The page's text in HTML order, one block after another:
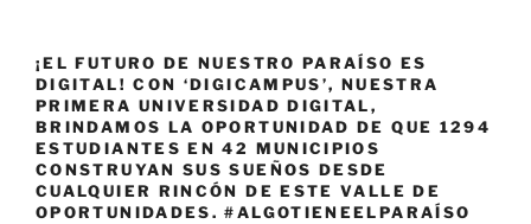
¡EL FUTURO DE NUESTRO PARAÍSO ES
DIGITAL! CON ‘DIGICAMPUS’, NUESTRA
PRIMERA UNIVERSIDAD DIGITAL,
BRINDAMOS LA OPORTUNIDAD DE QUE 1294
ESTUDIANTES EN 42 MUNICIPIOS
CONSTRUYAN SUS SUEÑOS DESDE
CUALQUIER RINCÓN DE ESTE VALLE DE
OPORTUNIDADES. #ALGOTIENEELPARAÍSO